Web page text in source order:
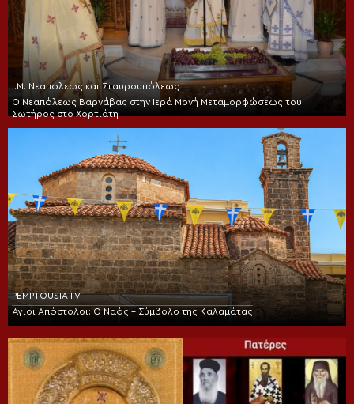
Ι.Μ. Νεαπόλεως και Σταυρουπόλεως
Ο Νεαπόλεως Βαρνάβας στην Ιερά Μονή Μεταμορφώσεως του
Σωτήρος στο Χορτιάτη
PEMPTOUSIA TV
Άγιοι Απόστολοι: Ο Ναός – Σύμβολο της Καλαμάτας